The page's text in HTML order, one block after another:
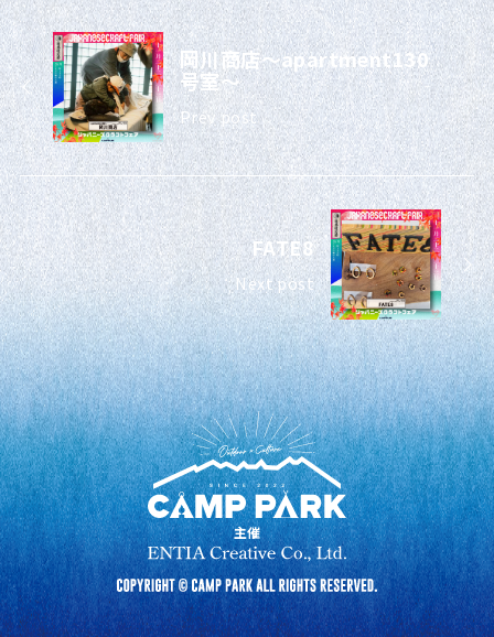
岡川商店〜apartment130
号室〜
Prev post
FATE8
Next post
主催